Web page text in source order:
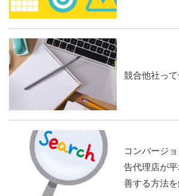
競合他社っ
コンバージ
告代理店が
善する方法を